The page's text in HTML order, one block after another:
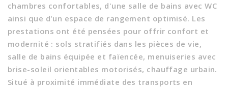
chambres confortables, d'une salle de bains avec WC
ainsi que d'un espace de rangement optimisé. Les
prestations ont été pensées pour offrir confort et
modernité : sols stratifiés dans les pièces de vie,
salle de bains équipée et faïencée, menuiseries avec
brise-soleil orientables motorisés, chauffage urbain.
Situé à proximité immédiate des transports en